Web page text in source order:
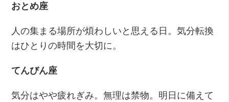
おとめ座
人の集まる場所が煩わしいと思える日。気分転換
はひとりの時間を大切に。
てんびん座
気分はやや疲れぎみ。無理は禁物。明日に備えて